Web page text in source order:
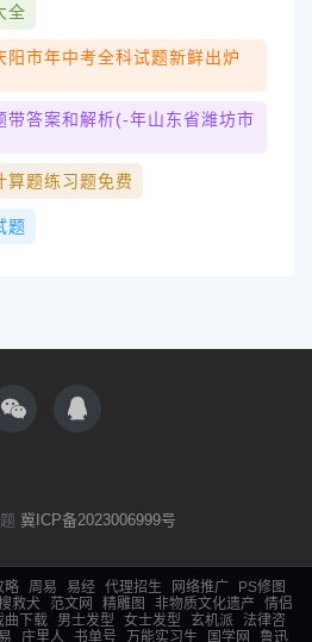
全
阳市年中考全科试题新鲜出炉
带答案和解析(-年山东省潍坊市
算题练习题免费
题
冀ICP备2023006999号
略 周易 易经 代理招生 网络推广
PS修图
救犬 范文网 精雕图 非物质文化遗产
情侣
曲下载 男士发型 女士发型 玄机派
法律咨
庄里人 书单号 万能实习生 国学网 鲁迅